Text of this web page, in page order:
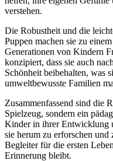
verstehen.
Die Robustheit und die
Puppen machen sie zu
Generationen von Kindern
konzipiert, dass sie auch
Schönheit beibehalten, was
umweltbewusste Familien
Zusammenfassend sind die
Spielzeug, sondern ein
Kinder in ihrer Entwicklung
sie herum zu erforschen und
Begleiter für die ersten
Erinnerung bleibt.